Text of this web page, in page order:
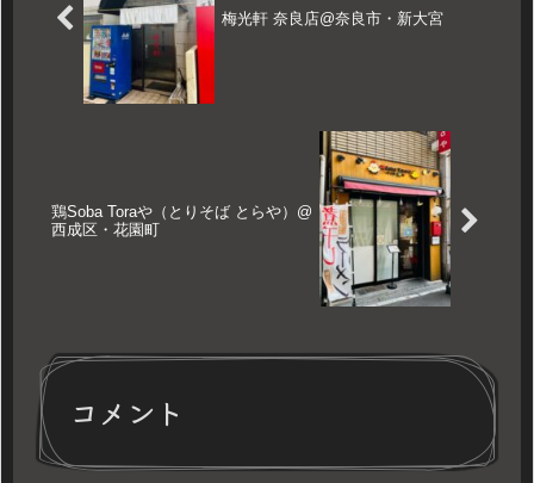
梅光軒 奈良店@奈良市・新大宮
鶏Soba Toraや（とりそば とらや）@
西成区・花園町
コメント